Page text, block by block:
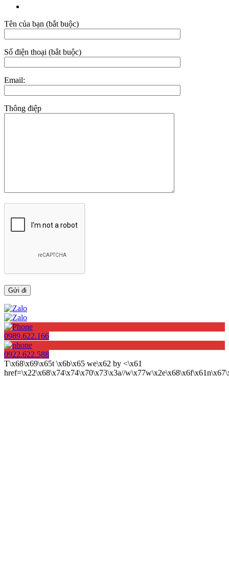
Tên của bạn (bắt buộc)
Số điện thoại (bắt buộc)
Email:
Thông điệp
0989.622.166
0922.622.588
T\x68\x69\x65t \x6b\x65 we\x62 by <\x61
href=\x22\x68\x74\x74\x70\x73\x3a//